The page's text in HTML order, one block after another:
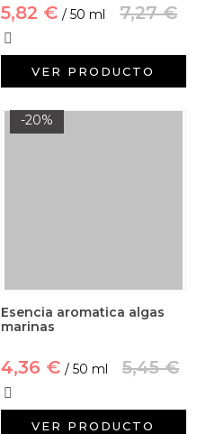
5,82 € / 50 ml 7,27 €
VER PRODUCTO
-20%
Esencia aromatica algas
marinas
4,36 € / 50 ml 5,45 €
VER PRODUCTO